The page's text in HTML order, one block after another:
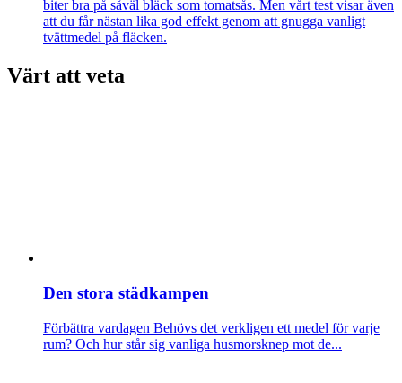
biter bra på såväl bläck som tomatsås. Men vårt test visar även
att du får nästan lika god effekt genom att gnugga vanligt
tvättmedel på fläcken.
Värt att veta
Den stora städkampen
Förbättra vardagen Behövs det verkligen ett medel för varje
rum? Och hur står sig vanliga husmorsknep mot de...